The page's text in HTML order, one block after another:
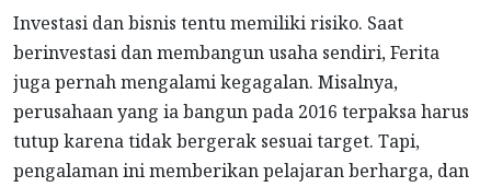
Investasi dan bisnis tentu memiliki risiko. Saat
berinvestasi dan membangun usaha sendiri, Ferita
juga pernah mengalami kegagalan. Misalnya,
perusahaan yang ia bangun pada 2016 terpaksa harus
tutup karena tidak bergerak sesuai target. Tapi,
pengalaman ini memberikan pelajaran berharga, dan